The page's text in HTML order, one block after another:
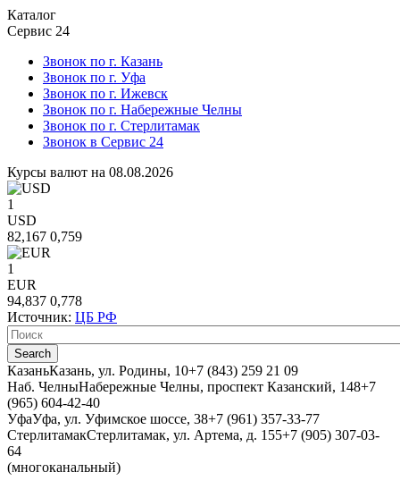
Каталог
Сервис 24
Звонок по г. Казань
Звонок по г. Уфа
Звонок по г. Ижевск
Звонок по г. Набережные Челны
Звонок по г. Стерлитамак
Звонок в Сервис 24
Курсы валют на 08.08.2026
1
USD
82,167 0,759
1
EUR
94,837 0,778
Источник: ЦБ РФ
КазаньКазань, ул. Родины, 10+7 (843) 259 21 09
Наб. ЧелныНабережные Челны, проспект Казанский, 148+7
(965) 604-42-40
УфаУфа, ул. Уфимское шоссе, 38+7 (961) 357-33-77
СтерлитамакСтерлитамак, ул. Артема, д. 155+7 (905) 307-03-
64
(многоканальный)